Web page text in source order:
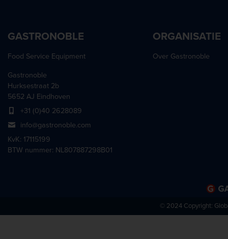
GASTRONOBLE
Food Service Equipment
Gastronoble
Hurksestraat 2b
5652 AJ Eindhoven
+31 (0)40 2628089
info@gastronoble.com
KvK: 17115199
BTW nummer: NL807887298B01
ORGANISATIE
Over Gastronoble
© 2024 Copyright: